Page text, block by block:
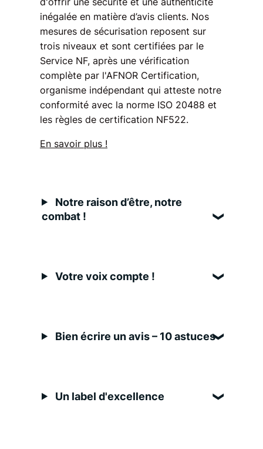
inégalée en matière d’avis clients. Nos
mesures de sécurisation reposent sur
trois niveaux et sont certifiées par le
Service NF, après une vérification
complète par l'AFNOR Certification,
organisme indépendant qui atteste notre
conformité avec la norme ISO 20488 et
les règles de certification NF522.
En savoir plus !
Notre raison d’être, notre
combat !
Votre voix compte !
Bien écrire un avis – 10 astuces
Un label d'excellence